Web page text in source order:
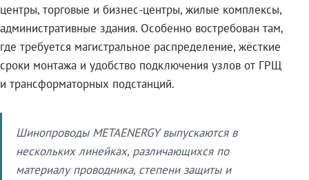
центры, торговые и бизнес-центры, жилые комплексы,
административные здания. Особенно востребован там,
где требуется магистральное распределение, жёсткие
сроки монтажа и удобство подключения узлов от ГРЩ
и трансформаторных подстанций.
Шинопроводы METAENERGY выпускаются в
нескольких линейках, различающихся по
материалу проводника, степени защиты и